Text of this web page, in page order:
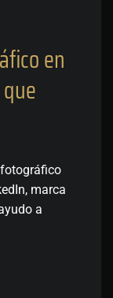
en
marca
a